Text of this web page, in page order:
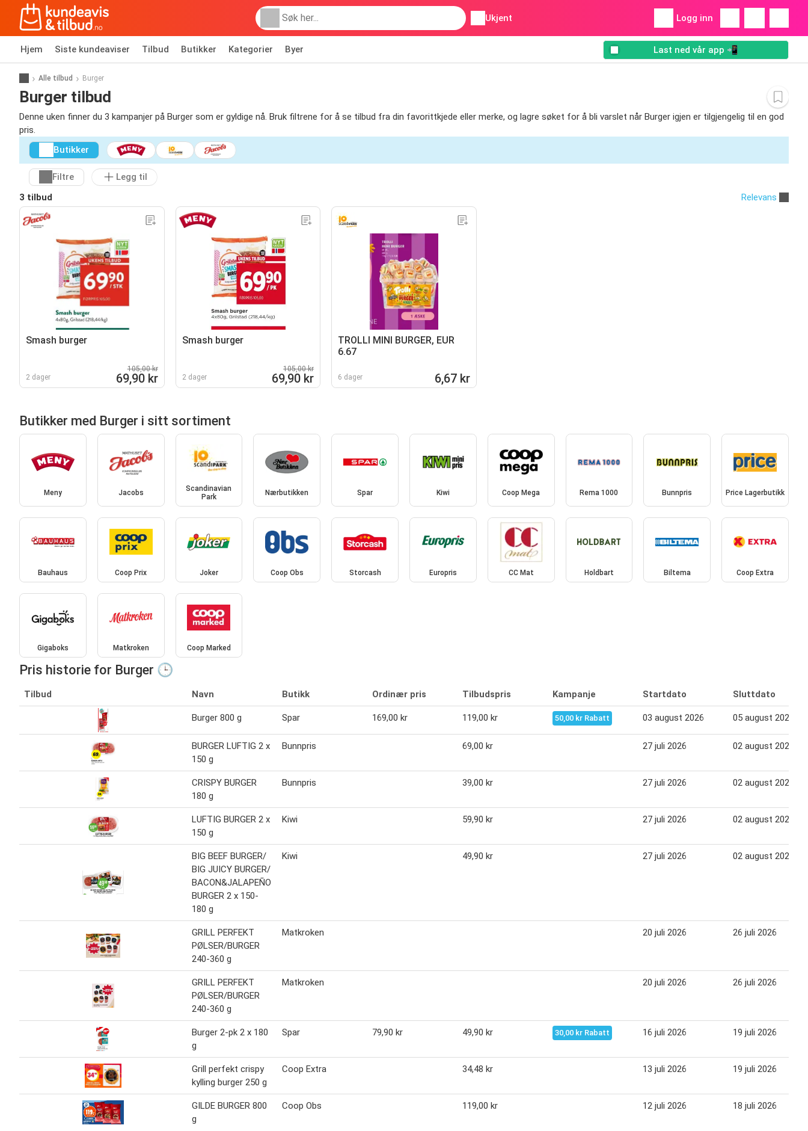
Ukjent Logg inn
Hjem Siste kundeaviser Tilbud Butikker Kategorier Byer Last ned vår app 📲
Alle tilbud Burger
Burger tilbud
Denne uken finner du 3 kampanjer på Burger som er gyldige nå. Bruk filtrene for å se tilbud fra din favorittkjede eller merke, og lagre søket for å bli varslet når Burger igjen er tilgjengelig til en god
pris.
Butikker
Filtre
Legg til
3 tilbud
Relevans
Smash burger
2 dager
105,00 kr
69,90 kr
Smash burger
2 dager
105,00 kr
69,90 kr
TROLLI MINI BURGER, EUR
6.67
6 dager 6,67 kr
Butikker med Burger i sitt sortiment
Meny Jacobs
Scandinavian
Park
Nærbutikken Spar Kiwi Coop Mega Rema 1000 Bunnpris Price Lagerbutikk
Bauhaus Coop Prix Joker Coop Obs Storcash Europris CC Mat Holdbart Biltema Coop Extra
Gigaboks Matkroken Coop Marked
Pris historie for Burger 🕒
Tilbud Navn Butikk Ordinær pris Tilbudspris Kampanje Startdato Sluttdato
Burger 800 g Spar 169,00 kr 119,00 kr 50,00 kr Rabatt 03 august 2026 05 august 2026
BURGER LUFTIG 2 x
150 g
Bunnpris 69,00 kr 27 juli 2026 02 august 2026
CRISPY BURGER
180 g
Bunnpris 39,00 kr 27 juli 2026 02 august 2026
LUFTIG BURGER 2 x
150 g
Kiwi 59,90 kr 27 juli 2026 02 august 2026
BIG BEEF BURGER/
BIG JUICY BURGER/
BACON&JALAPEÑO
BURGER 2 x 150-
180 g
Kiwi 49,90 kr 27 juli 2026 02 august 2026
GRILL PERFEKT
PØLSER/BURGER
240-360 g
Matkroken 20 juli 2026 26 juli 2026
GRILL PERFEKT
PØLSER/BURGER
240-360 g
Matkroken 20 juli 2026 26 juli 2026
Burger 2-pk 2 x 180
g
Spar 79,90 kr 49,90 kr 30,00 kr Rabatt 16 juli 2026 19 juli 2026
Grill perfekt crispy
kylling burger 250 g
Coop Extra 34,48 kr 13 juli 2026 19 juli 2026
GILDE BURGER 800
g
Coop Obs 119,00 kr 12 juli 2026 18 juli 2026